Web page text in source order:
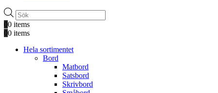
Produktsökning
00 items
00 items
Hela sortimentet
Bord
Matbord
Satsbord
Skrivbord